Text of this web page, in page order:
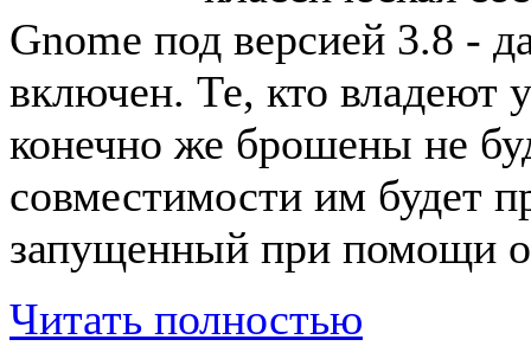
Gnome под версией 3.8 -
включен. Те, кто владеют
конечно же брошены не
совместимости им будет
запущенный при помощи
Читать полностью